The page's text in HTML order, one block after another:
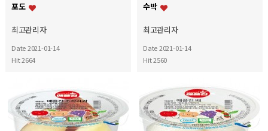
포도
최고관리자
Date 2021-01-14
Hit 2664
수박
최고관리자
Date 2021-01-14
Hit 2560